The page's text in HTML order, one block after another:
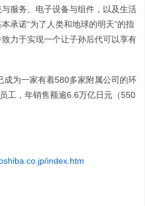
服务、电子设备与组件，以及生活
承诺“为了人类和地球的明天”的指
力于实现一个让子孙后代可以享有
为一家有着580多家附属公司的环
工，年销售额逾6.6万亿日元（550
index.htm